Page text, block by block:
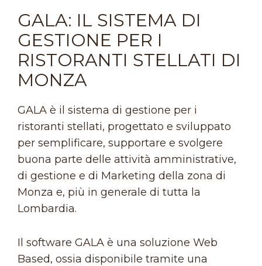
GALA: IL SISTEMA DI
GESTIONE PER I
RISTORANTI STELLATI DI
MONZA
GALA è il sistema di gestione per i
ristoranti stellati, progettato e sviluppato
per semplificare, supportare e svolgere
buona parte delle attività amministrative,
di gestione e di Marketing della zona di
Monza e, più in generale di tutta la
Lombardia.
Il software GALA è una soluzione Web
Based, ossia disponibile tramite una